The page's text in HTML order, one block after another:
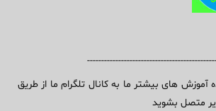
آموزش های بیشتر ما به کانال تلگرام ما از طریق
متصل بشوید